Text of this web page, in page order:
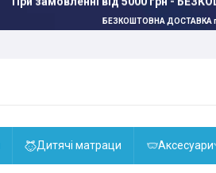
При замовленні від 5000 грн -
БЕЗКОШТОВНА ДОСТАВКА
Дитячі матраци Аксесуари